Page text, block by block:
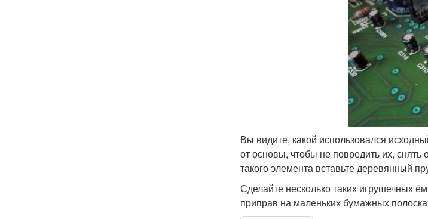
Вы видите, какой использовался
от основы, чтобы не повредить их,
такого элемента вставьте деревянный
Сделайте несколько таких игрушечных
приправ на маленьких бумажных